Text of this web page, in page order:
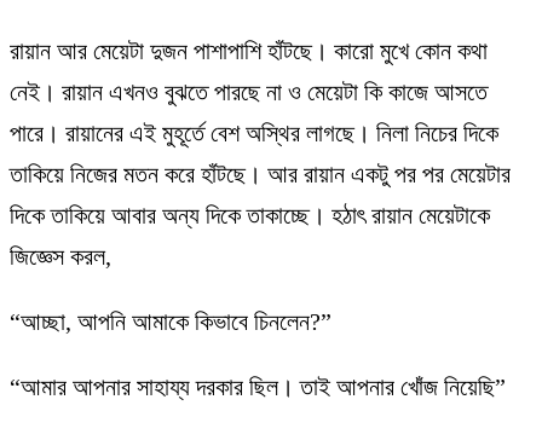
রায়ান আর মেয়েটা দুজন পাশাপাশি হাঁটছে। কারো মুখে কোন কথা
নেই। রায়ান এখনও বুঝতে পারছে না ও মেয়েটা কি কাজে আসতে
পারে। রায়ানের এই মুহূর্তে বেশ অস্থির লাগছে। নিলা নিচের দিকে
তাকিয়ে নিজের মতন করে হাঁটছে। আর রায়ান একটু পর পর মেয়েটার
দিকে তাকিয়ে আবার অন্য দিকে তাকাচ্ছে। হঠাৎ রায়ান মেয়েটাকে
জিজ্ঞেস করল,
“আচ্ছা, আপনি আমাকে কিভাবে চিনলেন?”
“আমার আপনার সাহায্য দরকার ছিল। তাই আপনার খোঁজ নিয়েছি”